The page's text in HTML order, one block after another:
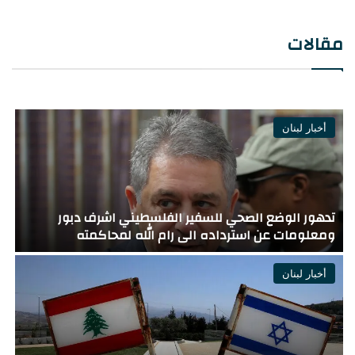
مقالات
أخبار لبنان
يديعوت العبرية سمح بالنشر : قُتل الرائد (احتياط) هاريل
بيرنستوك والرائد (احتياط) تامير فاكنين في جنوب لبنان
أخبار لبنان